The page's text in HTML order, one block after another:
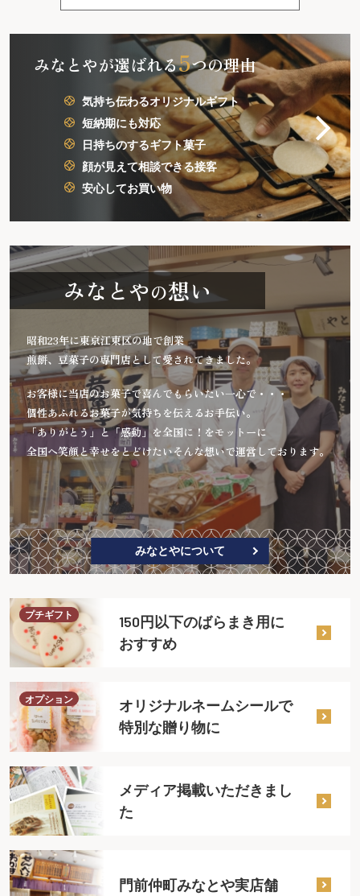
みなとやが選ばれる5つの理由
気持ち伝わるオリジナルギフト
短納期にも対応
日持ちのするギフト菓子
顔が見えて相談できる接客
安心してお買い物
みなとやの想い
昭和23年に東京江東区の地で創業
煎餅、豆菓子の専門店として愛されてきました。
お客様に当店のお菓子で喜んでもらいたい一心で・・・
個性あふれるお菓子が気持ちを伝えるお手伝い。
「ありがとう」と「感動」を全国に！をモットーに
全国へ笑顔と幸せをとどけたいそんな想いで運営しております。
みなとやについて
プチギフト
150円以下のばらまき用に
おすすめ
オプション
オリジナルネームシールで
特別な贈り物に
メディア掲載いただきまし
た
門前仲町みなとや実店舗